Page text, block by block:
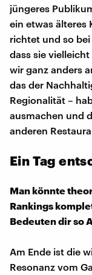
jüngeres
ein etwas älteres
richtet und so bei
dass sie
wir ganz anders
das der
Regionalität –
ausmachen und
anderen
Ein Tag
Man könnte
Rankings
Bedeuten dir so
Am Ende ist die
Resonanz vom